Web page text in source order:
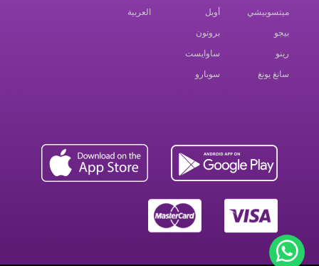
ميتسوبيشي أوبل
بيجو بروتون
رينو ساوايست
سانغ يونغ سوبارو
العربية